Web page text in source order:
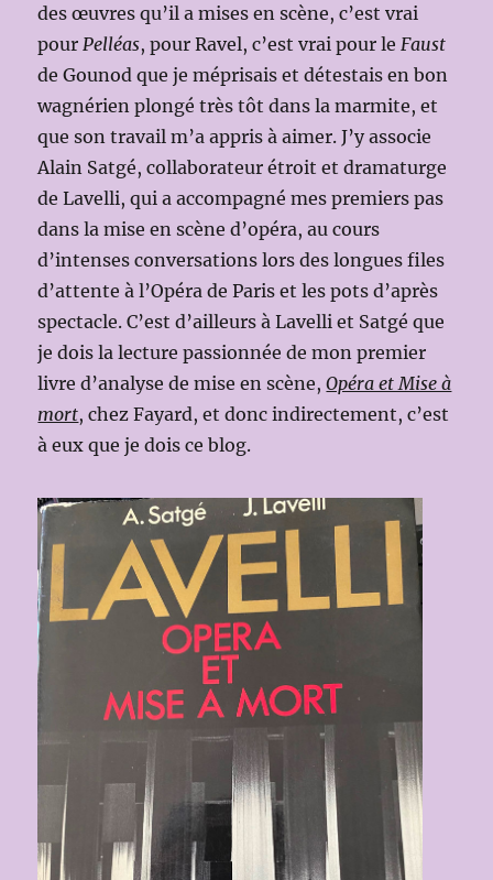
des œuvres qu’il a mises en scène, c’est vrai
pour Pelléas, pour Ravel, c’est vrai pour le Faust
de Gounod que je méprisais et détestais en bon
wagnérien plongé très tôt dans la marmite, et
que son travail m’a appris à aimer. J’y associe
Alain Satgé, collaborateur étroit et dramaturge
de Lavelli, qui a accompagné mes premiers pas
dans la mise en scène d’opéra, au cours
d’intenses conversations lors des longues files
d’attente à l’Opéra de Paris et les pots d’après
spectacle. C’est d’ailleurs à Lavelli et Satgé que
je dois la lecture passionnée de mon premier
livre d’analyse de mise en scène,Opéra et Mise à
mort, chez Fayard, et donc indirectement, c’est
à eux que je dois ce blog.